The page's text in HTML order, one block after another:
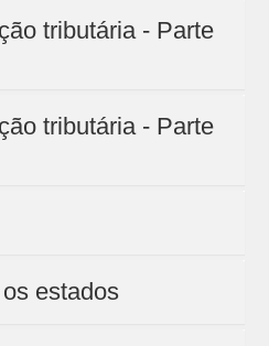
tributária - Parte
tributária - Parte
estados